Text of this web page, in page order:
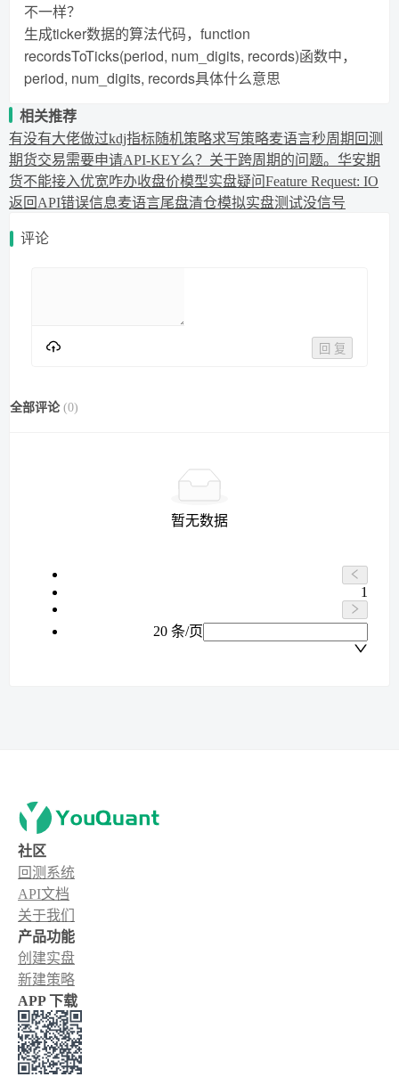
不一样？
生成ticker数据的算法代码，function
recordsToTicks(period, num_digits, records)函数中，
period, num_digits, records具体什么意思
相关推荐
有没有大佬做过kdj指标随机策略求写策略麦语言秒周期回测
期货交易需要申请API-KEY么？ 关于跨周期的问题。 华安期
货不能接入优宽咋办收盘价模型实盘疑问Feature Request: IO
返回API错误信息麦语言尾盘清仓模拟实盘测试没信号
评论
回 复
全部评论 (0)
暂无数据
1
20 条/页
社区
回测系统
API文档
关于我们
产品功能
创建实盘
新建策略
APP 下载